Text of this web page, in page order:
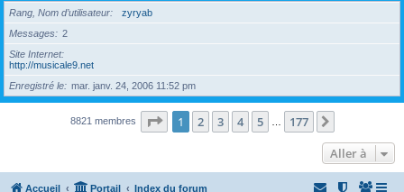
Rang, Nom d’utilisateur
zyryab
Messages
2
Site Internet
http://musicale9.net
Enregistré le
mar. janv. 24, 2006 11:52 pm
8821 membres Page 1sur177
1 2 3 4 5 177
Aller à
Accueil Portail Index du forum